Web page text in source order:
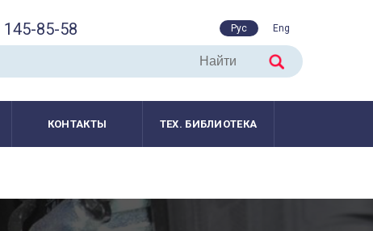
145-85-58 Рус Eng
КОНТАКТЫ ТЕХ. БИБЛИОТЕКА